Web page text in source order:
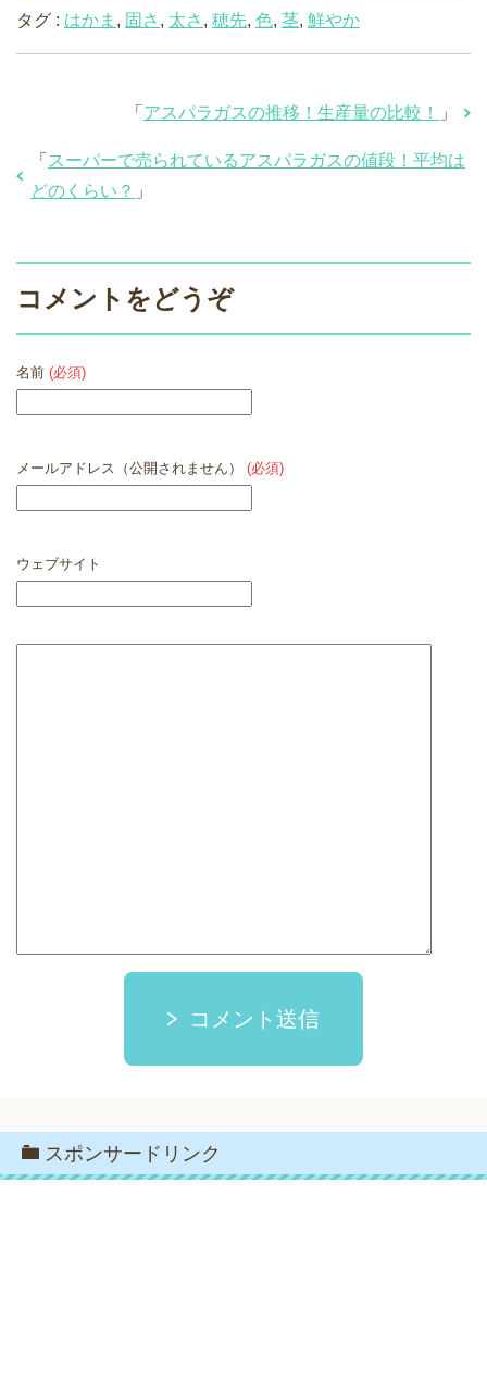
タグ : はかま , 固さ , 太さ , 穂先, 色, 茎, 鮮やか
「 アスパラガスの推移！生産量の比較！ 」
「 スーパーで売られているアスパラガスの値段！平均は
どのくらい？ 」
コメントをどうぞ
名前 (必須)
メールアドレス（公開されません） (必須)
ウェブサイト
コメント送信
スポンサードリンク